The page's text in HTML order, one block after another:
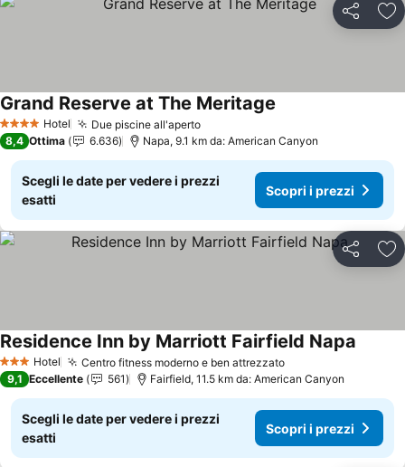
Condividi
4 Stelle Hotel Due piscine all'aperto
Grand Reserve at The Meritage
8,4 Ottima 6.636 Napa, 9.1 km da: American Canyon
Scegli le date per vedere i prezzi
esatti
Scopri i prezzi
Condividi
3 StelleHotel Centro fitness moderno e ben attrezzato
Residence Inn by Marriott Fairfield Napa
9,1 Eccellente 561 Fairfield, 11.5 km da: American Canyon
Scegli le date per vedere i prezzi
esatti
Scopri i prezzi